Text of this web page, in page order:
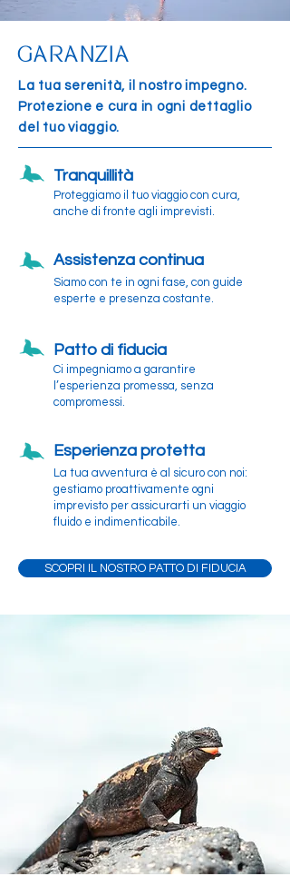
GARANZIA
La tua serenità, il nostro impegno.
Protezione e cura in ogni dettaglio
del tuo viaggio.
Tranquillità
Proteggiamo il tuo viaggio con cura,
anche di fronte agli imprevisti.
Assistenza continua
Siamo con te in ogni fase, con guide
esperte e presenza costante.
Patto di fiducia
Ci impegniamo a garantire
l’esperienza promessa, senza
compromessi.
Esperienza protetta
La tua avventura è al sicuro con noi:
gestiamo proattivamente ogni
imprevisto per assicurarti un viaggio
fluido e indimenticabile.
SCOPRI IL NOSTRO PATTO DI FIDUCIA